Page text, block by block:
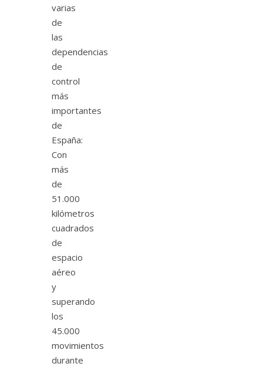
varias
de
las
dependencias
de
control
más
importantes
de
España:
Con
más
de
51.000
kilómetros
cuadrados
de
espacio
aéreo
y
superando
los
45.000
movimientos
durante